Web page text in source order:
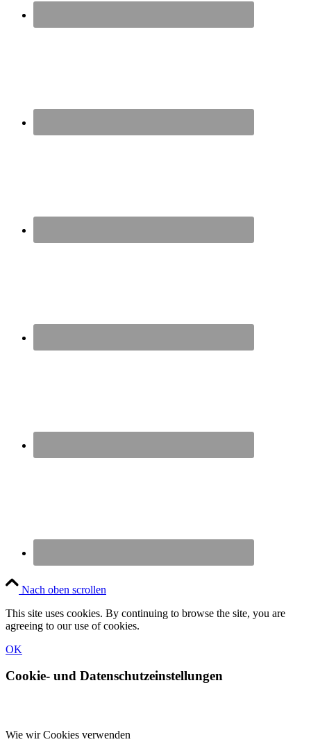
Nach oben scrollen
This site uses cookies. By continuing to browse the site, you are
agreeing to our use of cookies.
OK
Cookie- und Datenschutzeinstellungen
Wie wir Cookies verwenden